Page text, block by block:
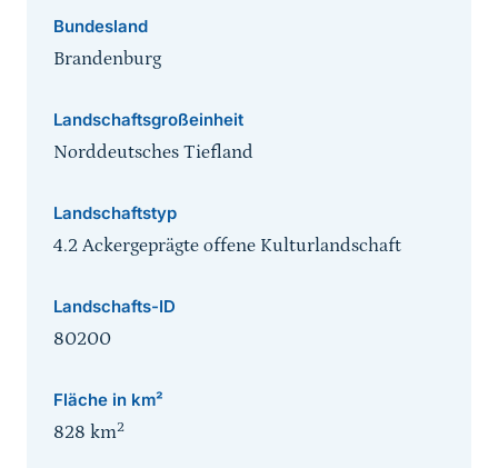
Bundesland
Brandenburg
Landschaftsgroßeinheit
Norddeutsches Tiefland
Landschaftstyp
4.2 Ackergeprägte offene Kulturlandschaft
Landschafts-ID
80200
Fläche in km²
828 km2